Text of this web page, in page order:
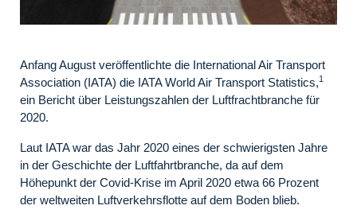
Anfang August veröffentlichte die International Air Transport
Association (IATA) die IATA World Air Transport Statistics,1
ein Bericht über Leistungszahlen der Luftfrachtbranche für
2020.
Laut IATA war das Jahr 2020 eines der schwierigsten Jahre
in der Geschichte der Luftfahrtbranche, da auf dem
Höhepunkt der Covid-Krise im April 2020 etwa 66 Prozent
der weltweiten Luftverkehrsflotte auf dem Boden blieb.